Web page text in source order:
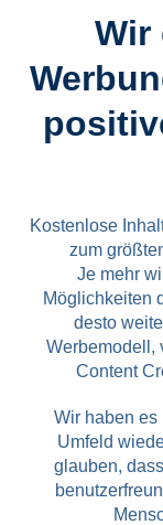
Wir
Kostenlose
zum
Je mehr
Möglichkeiten
desto
Werbemodell,
Content
Wir haben es
Umfeld
glauben,